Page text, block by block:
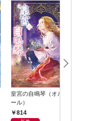
皇宮の自鳴琴（オルゴ
ール）
814